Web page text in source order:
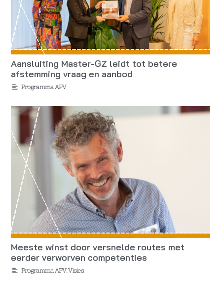
Aansluiting Master-GZ leidt tot betere
afstemming vraag en aanbod
Programma APV
Meeste winst door versnelde routes met
eerder verworven competenties
Programma APV,Visies